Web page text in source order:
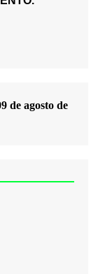
de agosto de